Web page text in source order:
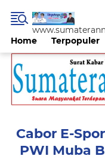
Home Terpopuler
Cabor E-
PWI Muba